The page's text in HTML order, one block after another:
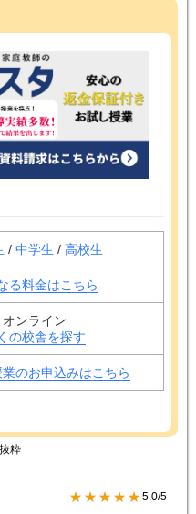
/ 中学生 / 高校生
る料金はこちら
オンライン
の校舎を探す
のお申込みはこちら
粋
★★★★★ 5.0/5